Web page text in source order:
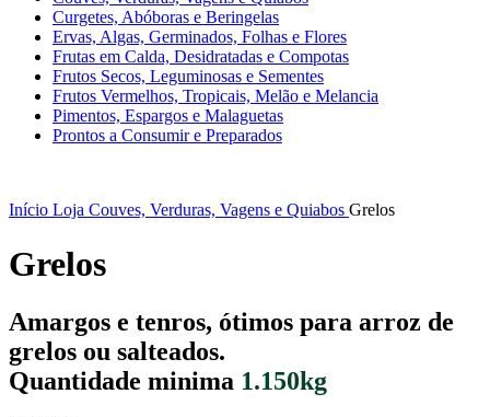
Curgetes, Abóboras e Beringelas
Ervas, Algas, Germinados, Folhas e Flores
Frutas em Calda, Desidratadas e Compotas
Frutos Secos, Leguminosas e Sementes
Frutos Vermelhos, Tropicais, Melão e Melancia
Pimentos, Espargos e Malaguetas
Prontos a Consumir e Preparados
Início Loja Couves, Verduras, Vagens e Quiabos Grelos
Grelos
Amargos e tenros, ótimos para arroz de
grelos ou salteados.
Quantidade minima 1.150kg